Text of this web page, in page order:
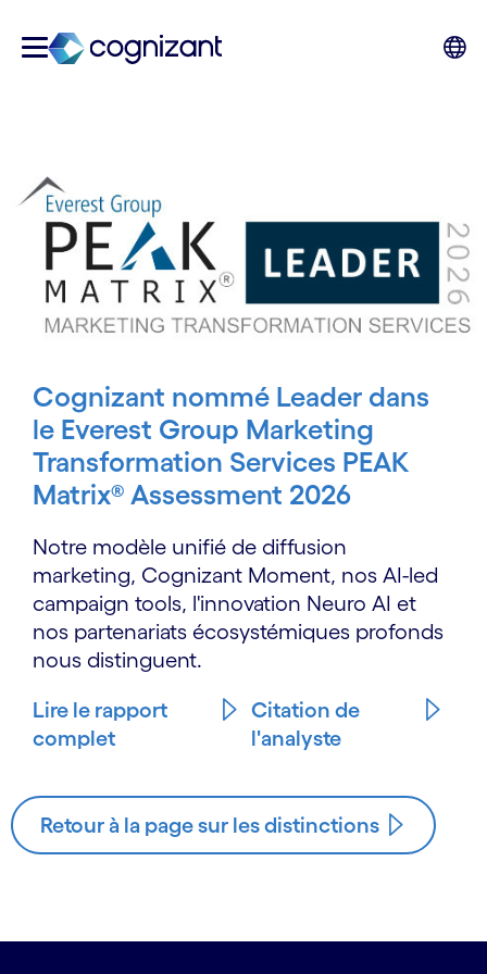
Cognizant nommé Leader dans
le Everest Group Marketing
Transformation Services PEAK
Matrix® Assessment 2026
Notre modèle unifié de diffusion
marketing, Cognizant Moment, nos AI-led
campaign tools, l'innovation Neuro AI et
nos partenariats écosystémiques profonds
nous distinguent.
Lire le rapport
complet
Citation de
l'analyste
Retour à la page sur les distinctions